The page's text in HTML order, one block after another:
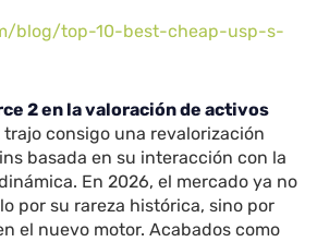
blog/top-10-best-cheap-usp-s-
2 en la valoración de activos
trajo consigo una revalorización
basada en su interacción con la
En 2026, el mercado ya no
por su rareza histórica, sino por
el nuevo motor. Acabados como